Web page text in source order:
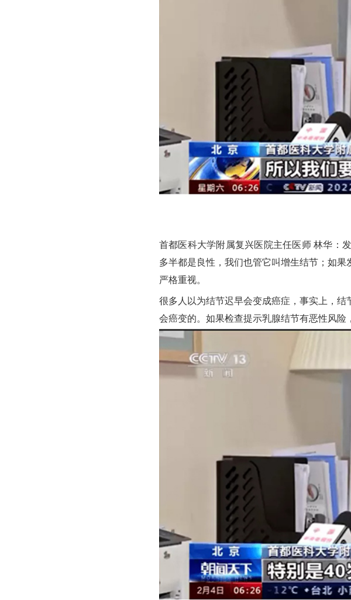
首都医科大学附属复兴医院主任医师 林华：
多半都是良性，我们也管它叫增生结节；如
严格重视。
很多人以为结节迟早会变成癌症，事实上，
会癌变的。如果检查提示乳腺结节有恶性风险